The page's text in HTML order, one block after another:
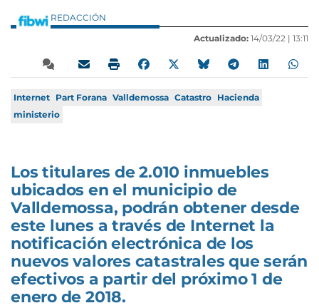
REDACCIÓN
Actualizado: 14/03/22 | 13:11
Internet Part Forana Valldemossa Catastro Hacienda
ministerio
Los titulares de 2.010 inmuebles
ubicados en el municipio de
Valldemossa, podrán obtener desde
este lunes a través de Internet la
notificación electrónica de los
nuevos valores catastrales que serán
efectivos a partir del próximo 1 de
enero de 2018.